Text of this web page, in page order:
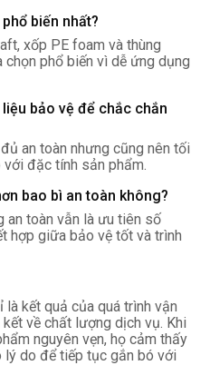
biến nhất?
xốp PE foam và thùng
phổ biến vì dễ ứng dụng
bảo vệ để chắc chắn
an toàn nhưng cũng nên tối
đặc tính sản phẩm.
bao bì an toàn không?
an toàn vẫn là ưu tiên số
hợp giữa bảo vệ tốt và trình
là kết quả của quá trình vận
về chất lượng dịch vụ. Khi
nguyên vẹn, họ cảm thấy
lý do để tiếp tục gắn bó với